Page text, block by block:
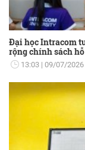
Đại học Intracom
rộng chính sách
13:03 09/07/2026